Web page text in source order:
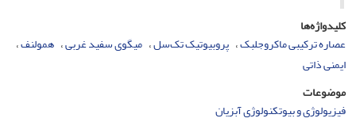
کلیدواژه‌ها
عصاره ترکیبی ماکروجلبک پروبیوتیک تک‌سل میگوی سفید غربی همولنف
ایمنی ذاتی
موضوعات
فیزیولوژی و بیوتکنولوژی آبزیان